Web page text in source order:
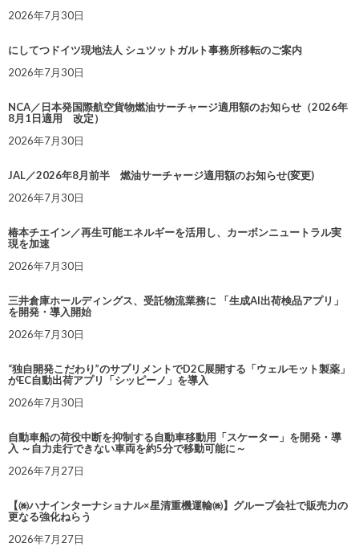
2026年7月30日
にしてつドイツ現地法人 シュツットガルト事務所移転のご案内
2026年7月30日
NCA／日本発国際航空貨物燃油サーチャージ適用額のお知らせ（2026年
8月1日適用 改定）
2026年7月30日
JAL／2026年8月前半 燃油サーチャージ適用額のお知らせ(変更)
2026年7月30日
椿本チエイン／再生可能エネルギーを活用し、カーボンニュートラル実
現を加速
2026年7月30日
三井倉庫ホールディングス、受託物流業務に 「生成AI出荷検品アプリ」
を開発・導入開始
2026年7月30日
“独自開発こだわり”のサプリメントでD2C展開する「ウェルモット製薬」
がEC自動出荷アプリ「シッピーノ」を導入
2026年7月30日
自動車船の荷役中断を抑制する自動車移動用「スケーター」を開発・導
入 ～自力走行できない車両を約5分で移動可能に～
2026年7月27日
【㈱ハナインターナショナル×星清重機運輸㈱】グループ会社で販売力の
更なる強化ねらう
2026年7月27日